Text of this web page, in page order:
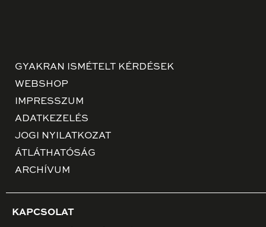
GYAKRAN ISMÉTELT KÉRDÉSEK
WEBSHOP
IMPRESSZUM
ADATKEZELÉS
JOGI NYILATKOZAT
ÁTLÁTHATÓSÁG
ARCHÍVUM
KAPCSOLAT